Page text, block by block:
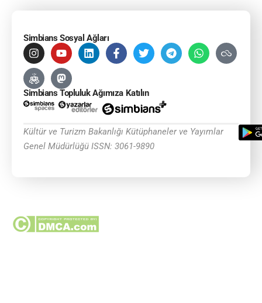
Simbians Sosyal Ağları
Simbians Topluluk Ağımıza Katılın
Kültür ve Turizm Bakanlığı Kütüphaneler ve Yayımlar
Genel Müdürlüğü ISSN: 3061-9890